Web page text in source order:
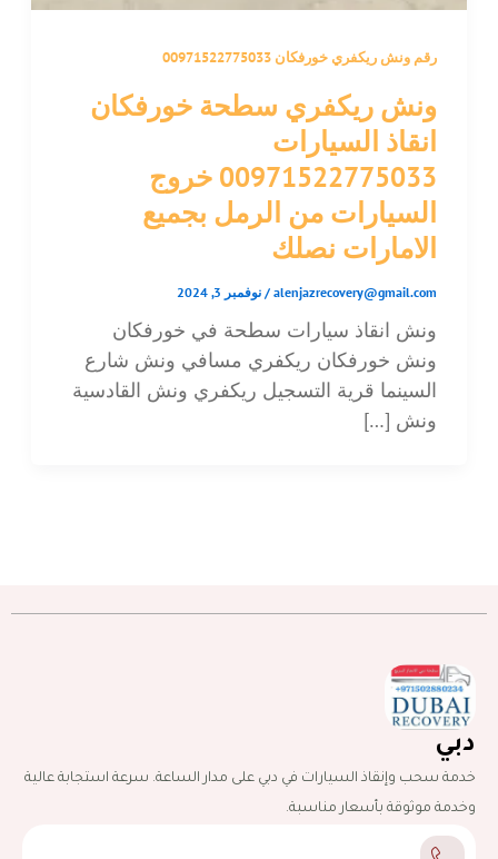
رقم ونش ريكفري خورفكان 00971522775033
ونش ريكفري سطحة خورفكان
انقاذ السيارات
00971522775033 خروج
السيارات من الرمل بجميع
الامارات نصلك
alenjazrecovery@gmail.com
/ نوفمبر 3, 2024
ونش انقاذ سيارات سطحة في خورفكان
ونش خورفكان ريكفري مسافي ونش شارع
السينما قرية التسجيل ريكفري ونش القادسية
ونش […]
دبي
خدمة سحب وإنقاذ السيارات في دبي على مدار الساعة. سرعة استجابة عالية
وخدمة موثوقة بأسعار مناسبة.